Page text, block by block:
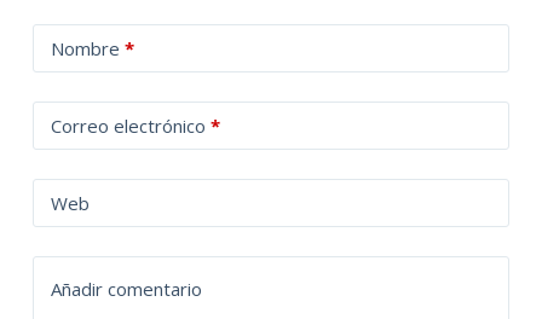
Nombre *
Correo electrónico *
Web
Añadir comentario
l
t
a
t